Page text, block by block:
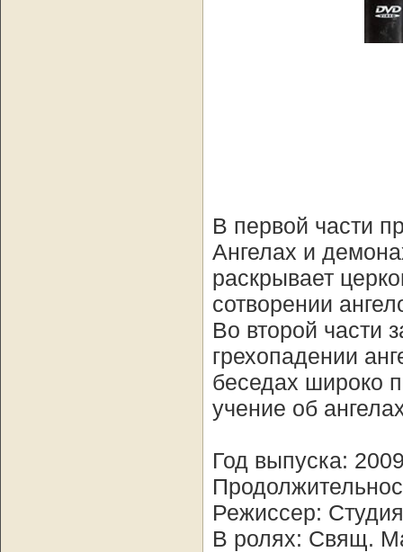
В первой части
Ангелах и
раскрывает
сотворении
Во второй части
грехопадении
беседах широко
учение об
Год выпуска:
Режиссер:
В ролях: Свящ.